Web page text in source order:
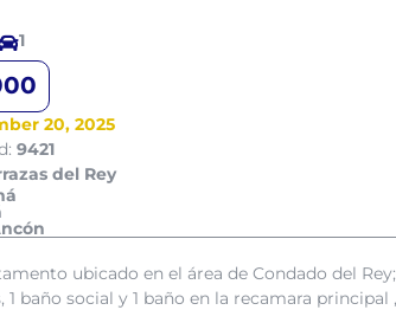
1
20, 2025
9421
del Rey
ubicado en el área de Condado del
1 baño social y 1 baño en la recamara